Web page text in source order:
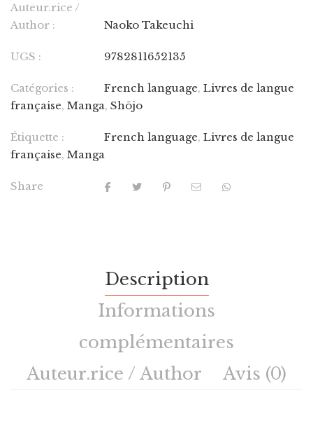
Auteur.rice /
Author :
Naoko Takeuchi
UGS : 9782811652135
Catégories : French language, Livres de langue
française, Manga, Shōjo
Étiquette : French language, Livres de langue
française, Manga
Share
Description
Informations
complémentaires
Auteur.rice / Author
Avis (0)